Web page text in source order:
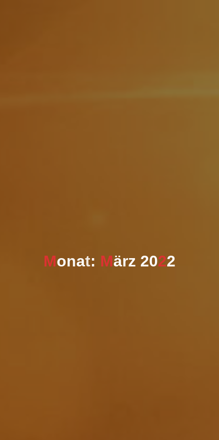
Monat: März 2022